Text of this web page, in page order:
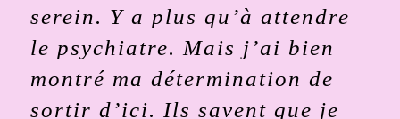
serein. Y a plus qu’à attendre
le psychiatre. Mais j’ai bien
montré ma détermination de
sortir d’ici. Ils savent que je